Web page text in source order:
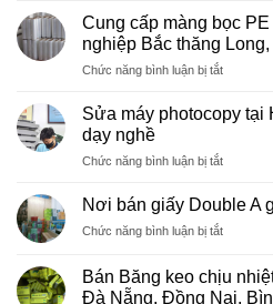
tại
Việt
Phú
Thọ
Cung cấp màng bọc
nghiệp Bắc thăng
Chức năng bình luận bị tắtở
màng
PE
nhà
khu
nghiệp
Bắc
Sửa máy photocopy tại
dạy nghề
Chức năng bình luận bị tắtở
máy
photocopy
tại
Nội
giá
Nơi bán giấy Double A
Chức năng bình luận bị tắtở
giấy
Bán Băng keo chịu
Đà Nẵng, Đồng Nai,